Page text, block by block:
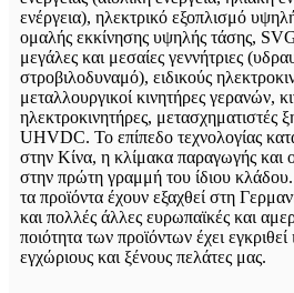
ενέργεια), ηλεκτρικό εξοπλισμό
ομαλής εκκίνησης υψηλής τάσης,
μεγάλες και μεσαίες γεννήτριες
στροβιλοδυναμό), ειδικούς
μεταλλουργικοί κινητήρες γερανών,
ηλεκτροκινητήρες, μετασχηματιστές
UHVDC. Το επίπεδο τεχνολογίας
στην Κίνα, η κλίμακα παραγωγής και
στην πρώτη γραμμή του ίδιου
τα προϊόντα έχουν εξαχθεί στη
και πολλές άλλες ευρωπαϊκές και
ποιότητα των προϊόντων έχει
εγχώριους και ξένους πελάτες μας.